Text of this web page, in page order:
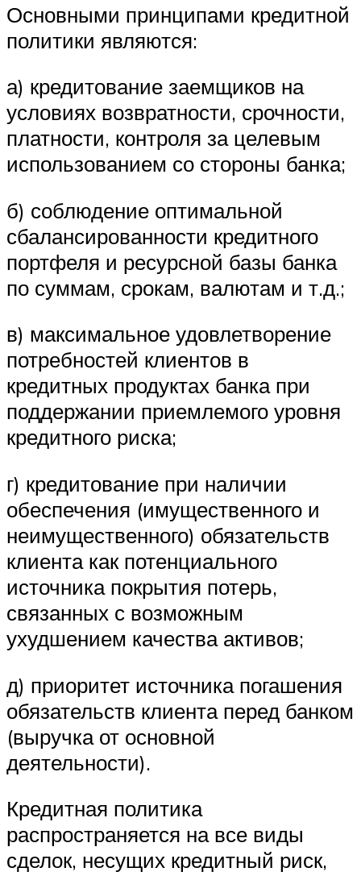
Основными принципами кредитной
политики являются:
а) кредитование заемщиков на
условиях возвратности, срочности,
платности, контроля за целевым
использованием со стороны банка;
б) соблюдение оптимальной
сбалансированности кредитного
портфеля и ресурсной базы банка
по суммам, срокам, валютам и т.д.;
в) максимальное удовлетворение
потребностей клиентов в
кредитных продуктах банка при
поддержании приемлемого уровня
кредитного риска;
г) кредитование при наличии
обеспечения (имущественного и
неимущественного) обязательств
клиента как потенциального
источника покрытия потерь,
связанных с возможным
ухудшением качества активов;
д) приоритет источника погашения
обязательств клиента перед банком
(выручка от основной
деятельности).
Кредитная политика
распространяется на все виды
сделок, несущих кредитный риск,